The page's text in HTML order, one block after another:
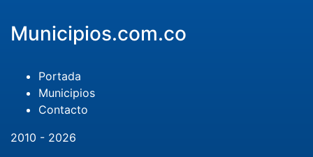
Municipios.com.co
Portada
Municipios
Contacto
2010 - 2026